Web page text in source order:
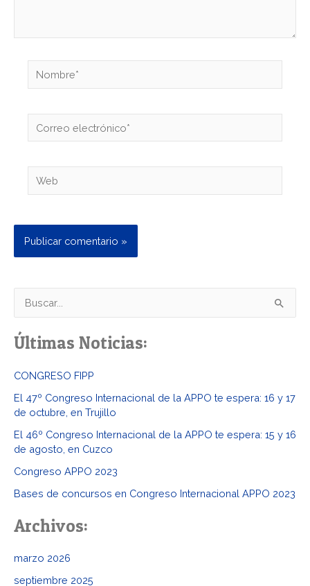
Nombre*
Correo
electrónico*
Web
s
o
r
:
Últimas Noticias:
CONGRESO FIPP
El 47º Congreso Internacional de la APPO te espera: 16 y 17
de octubre, en Trujillo
El 46º Congreso Internacional de la APPO te espera: 15 y 16
de agosto, en Cuzco
Congreso APPO 2023
Bases de concursos en Congreso Internacional APPO 2023
Archivos:
marzo 2026
septiembre 2025